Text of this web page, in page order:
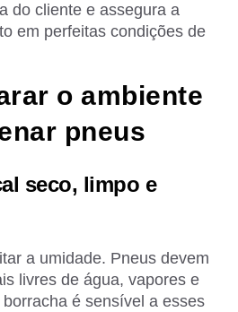
do cliente e assegura a
em perfeitas condições de
o ambiente
pneus
seco, limpo e
a umidade. Pneus devem
livres de água, vapores e
é sensível a esses